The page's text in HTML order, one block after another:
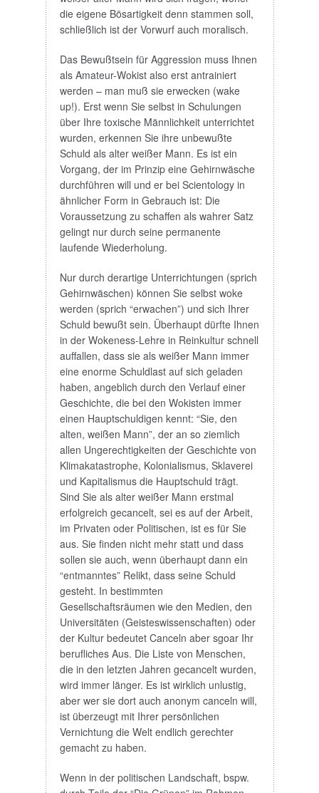
die eigene Bösartigkeit denn stammen soll,
schließlich ist der Vorwurf auch moralisch.
Das Bewußtsein für Aggression muss Ihnen
als Amateur-Wokist also erst antrainiert
werden – man muß sie erwecken (wake
up!). Erst wenn Sie selbst in Schulungen
über Ihre toxische Männlichkeit unterrichtet
wurden, erkennen Sie ihre unbewußte
Schuld als alter weißer Mann. Es ist ein
Vorgang, der im Prinzip eine Gehirnwäsche
durchführen will und er bei Scientology in
ähnlicher Form in Gebrauch ist: Die
Voraussetzung zu schaffen als wahrer Satz
gelingt nur durch seine permanente
laufende Wiederholung.
Nur durch derartige Unterrichtungen (sprich
Gehirnwäschen) können Sie selbst woke
werden (sprich “erwachen”) und sich Ihrer
Schuld bewußt sein. Überhaupt dürfte Ihnen
in der Wokeness-Lehre in Reinkultur schnell
auffallen, dass sie als weißer Mann immer
eine enorme Schuldlast auf sich geladen
haben, angeblich durch den Verlauf einer
Geschichte, die bei den Wokisten immer
einen Hauptschuldigen kennt: “Sie, den
alten, weißen Mann”, der an so ziemlich
allen Ungerechtigkeiten der Geschichte von
Klimakatastrophe, Kolonialismus, Sklaverei
und Kapitalismus die Hauptschuld trägt.
Sind Sie als alter weißer Mann erstmal
erfolgreich gecancelt, sei es auf der Arbeit,
im Privaten oder Politischen, ist es für Sie
aus. Sie finden nicht mehr statt und dass
sollen sie auch, wenn überhaupt dann ein
“entmanntes” Relikt, dass seine Schuld
gesteht. In bestimmten
Gesellschaftsräumen wie den Medien, den
Universitäten (Geisteswissenschaften) oder
der Kultur bedeutet Canceln aber sgoar Ihr
berufliches Aus. Die Liste von Menschen,
die in den letzten Jahren gecancelt wurden,
wird immer länger. Es ist wirklich unlustig,
aber wer sie dort auch anonym canceln will,
ist überzeugt mit Ihrer persönlichen
Vernichtung die Welt endlich gerechter
gemacht zu haben.
Wenn in der politischen Landschaft, bspw.